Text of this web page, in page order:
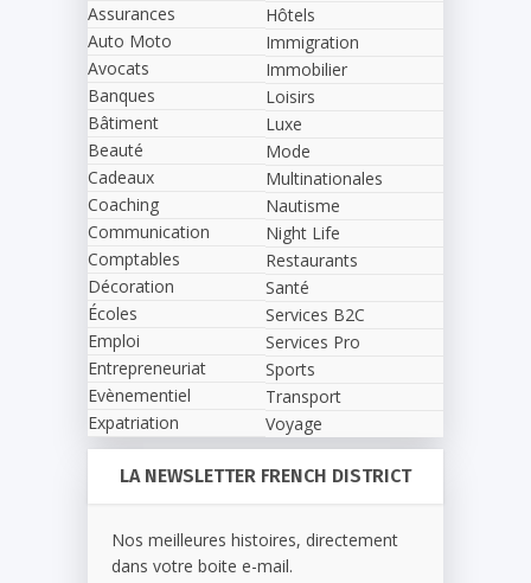
Assurances
Auto Moto
Avocats
Banques
Bâtiment
Beauté
Cadeaux
Coaching
Communication
Comptables
Décoration
Écoles
Emploi
Entrepreneuriat
Evènementiel
Expatriation
Hôtels
Immigration
Immobilier
Loisirs
Luxe
Mode
Multinationales
Nautisme
Night Life
Restaurants
Santé
Services B2C
Services Pro
Sports
Transport
Voyage
LA NEWSLETTER FRENCH DISTRICT
Nos meilleures histoires, directement
dans votre boite e-mail.